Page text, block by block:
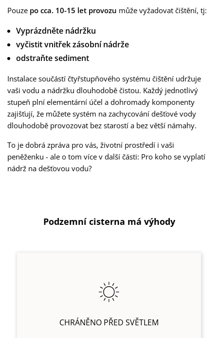
Pouze po cca. 10-15 let provozu může vyžadovat čištění, tj:
Vyprázdněte nádržku
vyčistit vnitřek zásobní nádrže
odstraňte sediment
Instalace součástí čtyřstupňového systému čištění udržuje
vaši vodu a nádržku dlouhodobě čistou. Každý jednotlivý
stupeň plní elementární účel a dohromady komponenty
zajišťují, že můžete systém na zachycování dešťové vody
dlouhodobě provozovat bez starostí a bez větší námahy.
To je dobrá zpráva pro vás, životní prostředí i vaši
peněženku - ale o tom více v další části: Pro koho se vyplatí
nádrž na dešťovou vodu?
Podzemní cisterna má výhody
CHRÁNĚNO PŘED SVĚTLEM